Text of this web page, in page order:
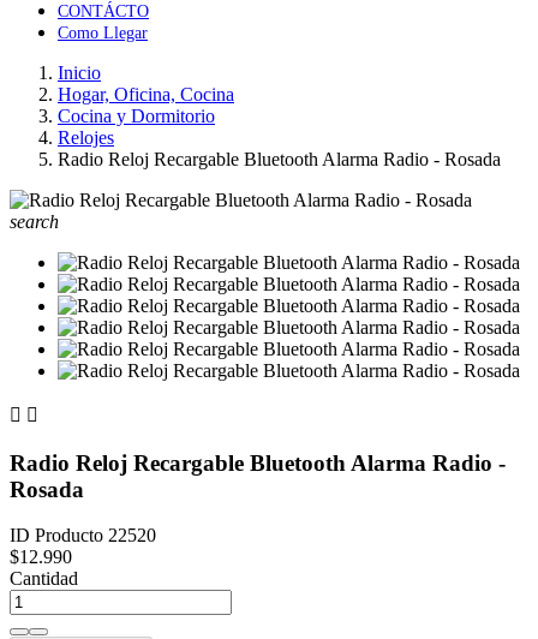
CONTÁCTO
Como Llegar
Inicio
Hogar, Oficina, Cocina
Cocina y Dormitorio
Relojes
Radio Reloj Recargable Bluetooth Alarma Radio - Rosada
search
 
Radio Reloj Recargable Bluetooth Alarma Radio -
Rosada
ID Producto 22520
$12.990
Cantidad